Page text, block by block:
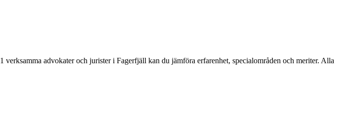
1 verksamma advokater och jurister i Fagerfjäll kan du jämföra erfarenhet, specialområden och meriter. Alla